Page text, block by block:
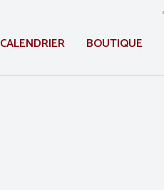
CALENDRIER BOUTIQUE